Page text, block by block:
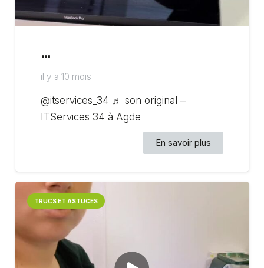
…
il y a 10 mois
@itservices_34 ♬ son original –
ITServices 34 à Agde
En savoir plus
TRUCS ET ASTUCES